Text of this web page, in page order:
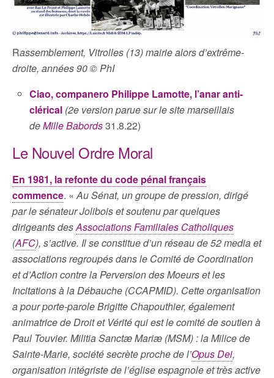
Rassemblement, Vitrolles (13) mairie alors d’extrême-
droite, années 90 © PhI
Ciao, companero Philippe Lamotte, l’anar anti-
clérical (2e version parue sur le site marseillais
deMille Babords31.8.22)
Le Nouvel Ordre Moral
En 1981, la refonte du code pénal français
commence. «Au Sénat, un groupe de pression, dirigé
par le sénateur Jolibois et soutenu par quelques
dirigeants desAssociations Familiales Catholiques
(AFC), s’active. Il se constitue d’un réseau de 52 media et
associations regroupés dans le Comité de Coordination
et d’Action contre la Perversion des Moeurs et les
Incitations à la Débauche (CCAPMID). Cette organisation
a pour porte-parole Brigitte Chapouthier, également
animatrice de Droit et Vérité qui est le comité de soutien à
Paul Touvier. Militia Sanctæ Mariæ (MSM) : la Milice de
Sainte-Marie, société secrète proche de l’Opus Dei,
organisation intégriste de l’église espagnole et très active